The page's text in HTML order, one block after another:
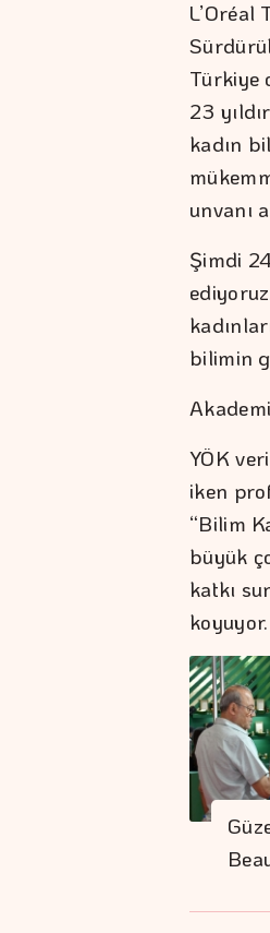
Türkiye
23
kadın
unvanı
Şimdi
bilimin
YÖK
iken
“Bilim
büyük
katkı
koyuyor.